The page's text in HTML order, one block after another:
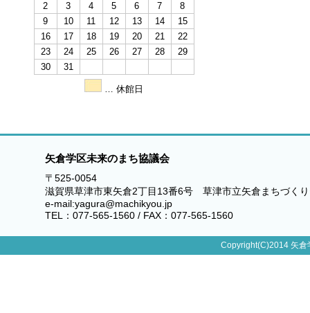
2
3 4 5 6 7
8
9
10 11 12 13 14
15
16
17 18 19 20 21
22
23
24 25 26 27 28
29
30
31
… 休館日
矢倉学区未来のまち協議会
〒525-0054
滋賀県草津市東矢倉2丁目13番6号 草津市立矢倉まちづく
e-mail:yagura@machikyou.jp
TEL：077-565-1560 / FAX：077-565-1560
Copyright(C)2014 矢倉